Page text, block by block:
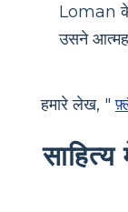
Loman के
उसने
हमारे लेख, "